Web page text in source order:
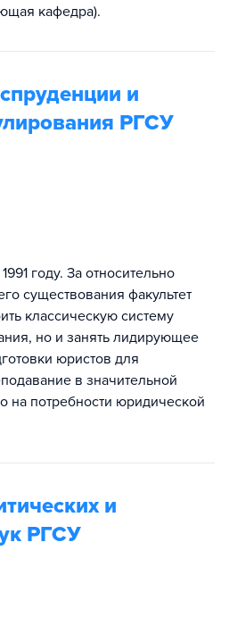
кафедра).
и
РГСУ
году. За относительно
существования факультет
классическую систему
но и занять лидирующее
юристов для
в значительной
на потребности юридической
и
РГСУ